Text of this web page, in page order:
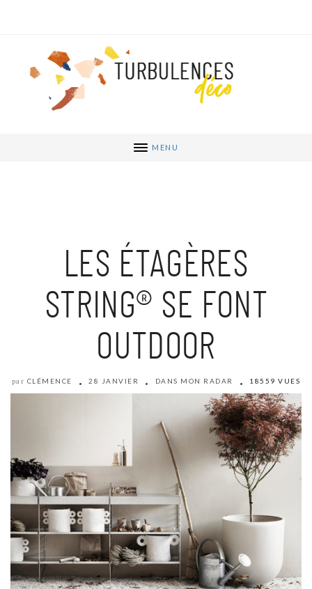
MENU
LES ÉTAGÈRES
STRING® SE FONT
OUTDOOR
par CLÉMENCE 28 JANVIER DANS MON RADAR 18559 VUES